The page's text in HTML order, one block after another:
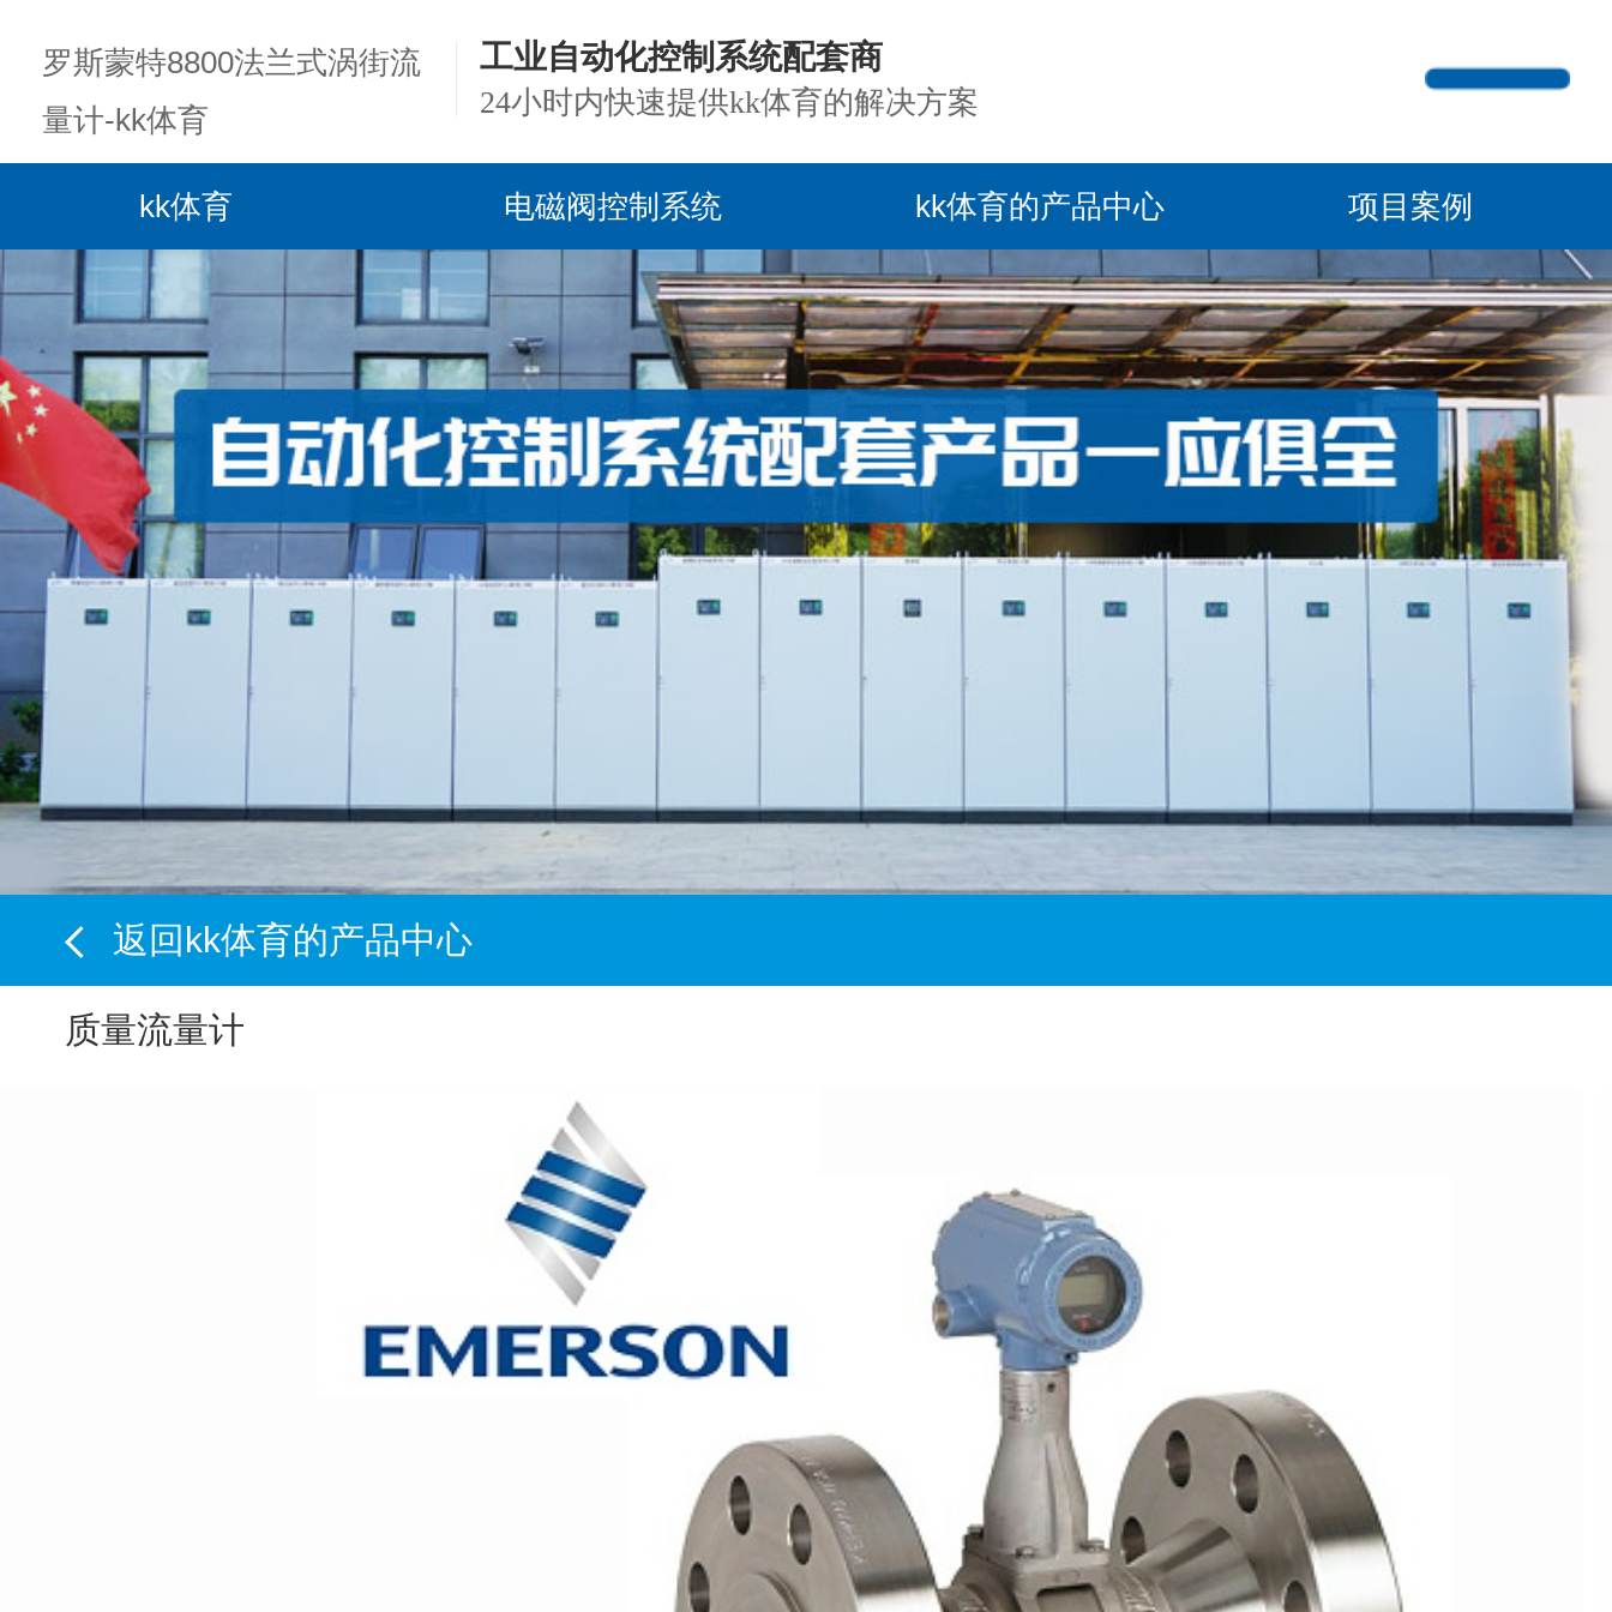
罗斯蒙特8800法兰式涡街流
量计-kk体育
工业自动化控制系统配套商
24小时内快速提供kk体育的解决方案
kk体育 电磁阀控制系统 kk体育的产品中心 项目案例
返回kk体育的产品中心
质量流量计